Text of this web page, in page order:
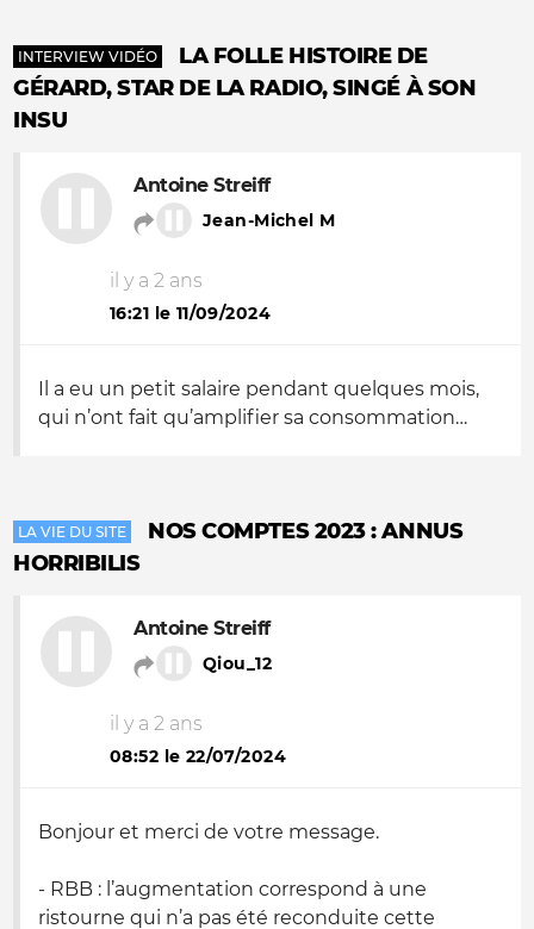
INTERVIEW VIDÉO
LA FOLLE HISTOIRE DE
GÉRARD, STAR DE LA RADIO, SINGÉ À SON
INSU
Antoine Streiff
Jean-Michel M
il y a 2 ans
16:21 le 11/09/2024
Il a eu un petit salaire pendant quelques mois,
qui n’ont fait qu’amplifier sa consommation…
LA VIE DU SITE
NOS COMPTES 2023 : ANNUS
HORRIBILIS
Antoine Streiff
Qiou_12
il y a 2 ans
08:52 le 22/07/2024
Bonjour et merci de votre message.
- RBB : l’augmentation correspond à une
ristourne qui n’a pas été reconduite cette